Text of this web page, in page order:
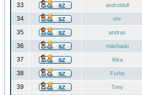
33 androidoll
34 ohr
35 andras
36 machado
37 Mira
38 Furbo
39 Tony